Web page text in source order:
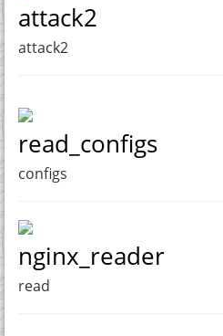
attack2
attack2
read_configs
configs
nginx_reader
read